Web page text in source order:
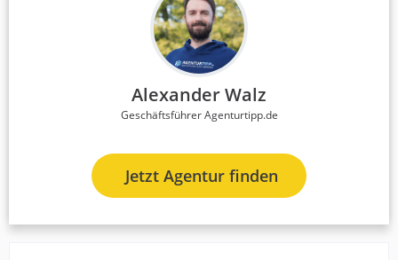
Alexander Walz
Geschäftsführer Agenturtipp.de
Jetzt Agentur finden